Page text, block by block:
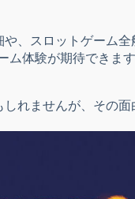
、スロットゲーム
体験が期待できます
れませんが、その